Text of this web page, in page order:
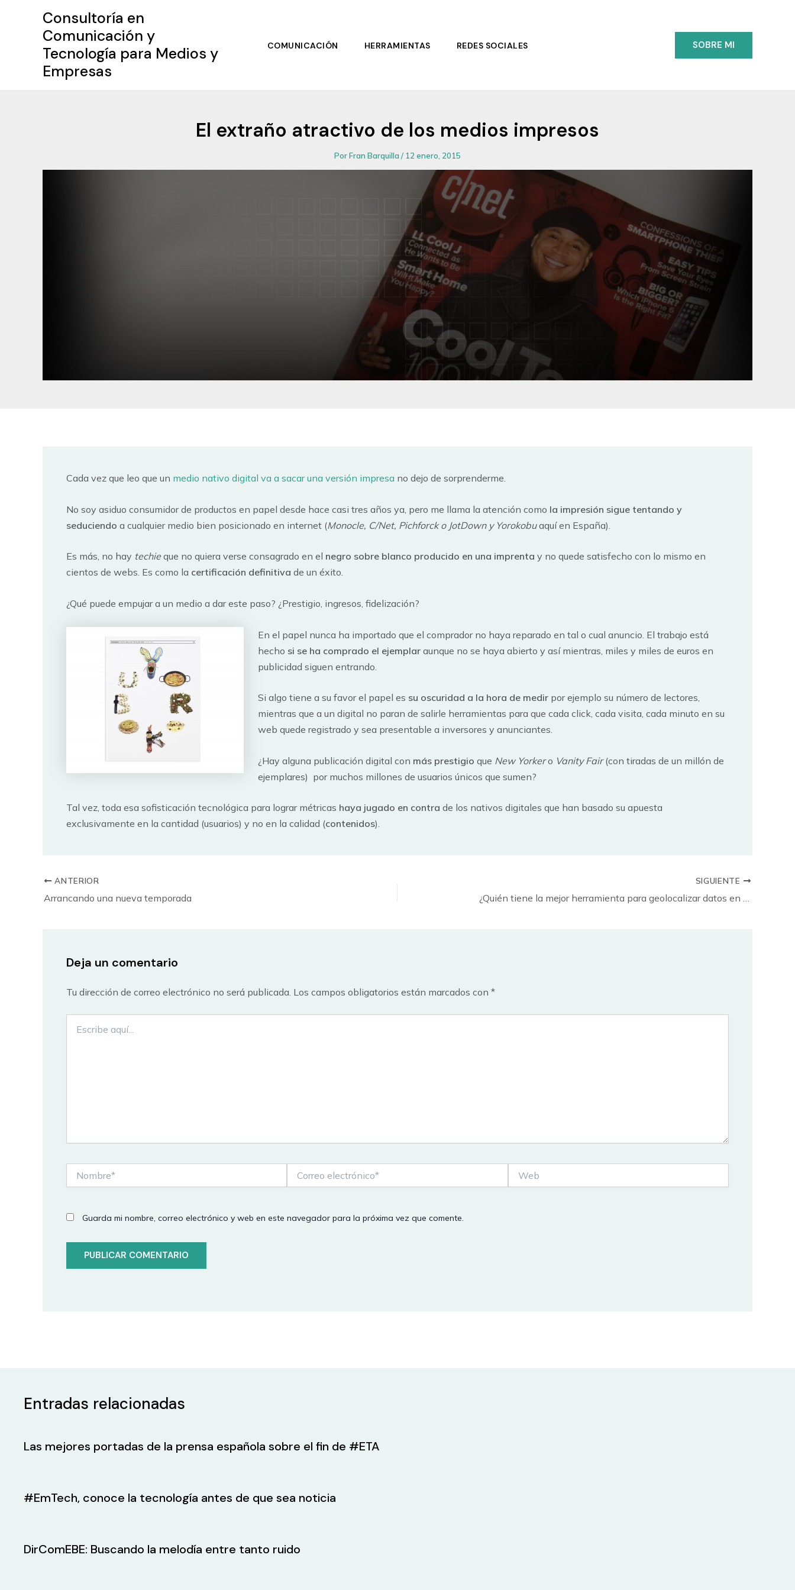
Consultoría en
Comunicación y
Tecnología para Medios y
Empresas
COMUNICACIÓN HERRAMIENTAS REDES SOCIALES SOBRE MI
El extraño atractivo de los medios impresos
PorFran Barquilla/ 12 enero, 2015
Cada vez que leo que un medio nativo digital va a sacar una versión impresa no dejo de sorprenderme.
No soy asiduo consumidor de productos en papel desde hace casi tres años ya, pero me llama la atención como la impresión sigue tentando y
seduciendo a cualquier medio bien posicionado en internet (Monocle, C/Net, Pichforck o JotDown y Yorokobuaquí en España).
Es más, no hay techieque no quiera verse consagrado en el negro sobre blanco producido en una imprenta y no quede satisfecho con lo mismo en
cientos de webs. Es como la certificación definitiva de un éxito.
¿Qué puede empujar a un medio a dar este paso? ¿Prestigio, ingresos, fidelización?
En el papel nunca ha importado que el comprador no haya reparado en tal o cual anuncio. El trabajo está
hecho si se ha comprado el ejemplar aunque no se haya abierto y así mientras, miles y miles de euros en
publicidad siguen entrando.
Si algo tiene a su favor el papel es su oscuridad a la hora de medir por ejemplo su número de lectores,
mientras que a un digital no paran de salirle herramientas para que cada click, cada visita, cada minuto en su
web quede registrado y sea presentable a inversores y anunciantes.
¿Hay alguna publicación digital con más prestigio que New Yorkero Vanity Fair(con tiradas de un millón de
ejemplares) por muchos millones de usuarios únicos que sumen?
Tal vez, toda esa sofisticación tecnológica para lograr métricas haya jugado en contra de los nativos digitales que han basado su apuesta
exclusivamente en la cantidad (usuarios) y no en la calidad (contenidos).
ANTERIOR
Arrancando una nueva temporada
SIGUIENTE
¿Quién tiene la mejor herramienta para geolocalizar datos en un mapa: Tableau, Google Fusion Tables o MapBox?
Deja un comentario
Tu dirección de correo electrónico no será publicada. Los campos obligatorios están marcados con *
aquí...
electrónico*
Guarda mi nombre, correo electrónico y web en este navegador para la próxima vez que comente.
Entradas relacionadas
Las mejores portadas de la prensa española sobre el fin de #ETA
#EmTech, conoce la tecnología antes de que sea noticia
DirComEBE: Buscando la melodía entre tanto ruido